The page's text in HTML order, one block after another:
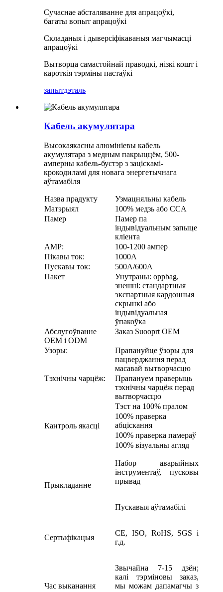
Сучаснае абсталяванне для апрацоўкі,
багаты вопыт апрацоўкі
Складаныя і дыверсіфікаваныя магчымасці
апрацоўкі
Вытворца самастойнай праводкі, нізкі кошт і
кароткія тэрміны пастаўкі
запытдэталь
Кабель акумулятара
Высокаякасны алюмініевы кабель
акумулятара з медным пакрыццём, 500-
амперны кабель-бустэр з заціскамі-
крокодиламі для новага энергетычнага
аўтамабіля
Назва прадукту
Узмацняльны кабель
Матэрыял
100% медзь або CCA
Памер
Памер па
індывідуальным запыце
кліента
AMP:
100-1200 ампер
Пікавы ток:
1000А
Пускавы ток:
500А/600А
Пакет
Унутраны: oppbag,
знешні: стандартныя
экспартныя кардонныя
скрынкі або
індывідуальная
ўпакоўка
Абслугоўванне
OEM і ODM
Заказ Suooprt OEM
Узоры:
Прапануйце ўзоры для
пацверджання перад
масавай вытворчасцю
Тэхнічны чарцёж:
Прапануем праверыць
тэхнічны чарцёж перад
вытворчасцю
Кантроль якасці
Тэст на 100% пралом
100% праверка
абціскання
100% праверка памераў
100% візуальны агляд
Прыкладанне
Набор аварыйных
інструментаў, пусковы
прывад
Пускавыя аўтамабілі
Сертыфікацыя
CE, ISO, RoHS, SGS і
г.д.
Час выканання
Звычайна 7-15 дзён;
калі тэрміновы заказ,
мы можам дапамагчы з